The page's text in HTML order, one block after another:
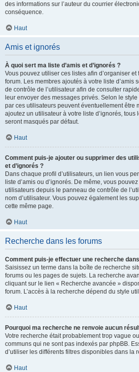
des informations sur l’auteur du courrier
conséquence.
Haut
Amis et ignorés
À quoi sert ma liste d’amis et d’ignorés ?
Vous pouvez utiliser ces listes afin d’organiser
forum. Les membres ajoutés à votre liste d’amis
de contrôle de l’utilisateur afin de consulter
leur envoyer des messages privés. Selon le
par ces utilisateurs peuvent éventuellement être
ajoutez un utilisateur à votre liste d’ignorés, tous
seront masqués par défaut.
Haut
Comment puis-je ajouter ou supprimer des
et d’ignorés ?
Dans chaque profil d’utilisateurs, un lien vous
liste d’amis ou d’ignorés. De même, vous
utilisateurs depuis le panneau de contrôle de
nom d’utilisateur. Vous pouvez également les
cette même page.
Haut
Recherche dans les forums
Comment puis-je effectuer une recherche
Saisissez un terme dans la boîte de recherche
forums ou les pages de sujets. La recherche
cliquant sur le lien « Recherche avancée »
forum. L’accès à la recherche dépend du style
Haut
Pourquoi ma recherche ne renvoie aucun
Votre recherche était probablement trop vague
communs qui ne sont pas indexés par phpBB.
d’utiliser les différents filtres disponibles dans la
Haut